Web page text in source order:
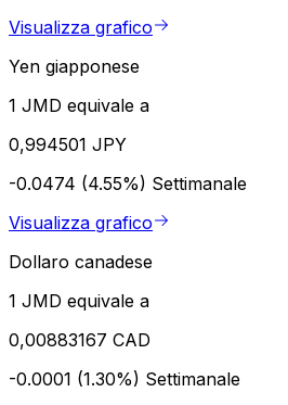
Visualizza grafico
Yen giapponese
1 JMD equivale a
0,994501 JPY
-0.0474 (4.55%) Settimanale
Visualizza grafico
Dollaro canadese
1 JMD equivale a
0,00883167 CAD
-0.0001 (1.30%) Settimanale